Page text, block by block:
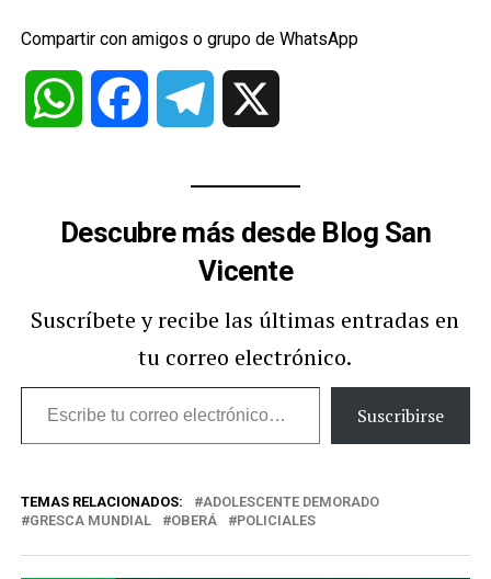
Compartir con amigos o grupo de WhatsApp
WhatsApp Facebook Telegram
Descubre más desde Blog San
Vicente
Suscríbete y recibe las últimas entradas en
tu correo electrónico.
Escribe
tu
electrónico…
Suscribirse
TEMAS RELACIONADOS:
ADOLESCENTE DEMORADO
GRESCA MUNDIAL
OBERÁ POLICIALES